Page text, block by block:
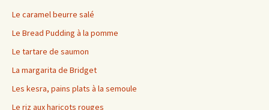
Le caramel beurre salé
Le Bread Pudding à la pomme
Le tartare de saumon
La margarita de Bridget
Les kesra, pains plats à la semoule
Le riz aux haricots rouges